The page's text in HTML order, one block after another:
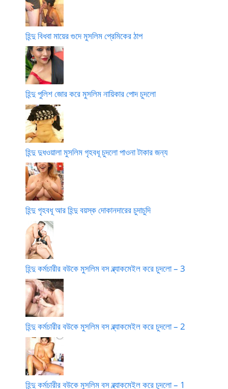
হিন্দু বিধবা মায়ের গুদে মুসলিম প্রেমিকের ঠাপ
হিন্দু পুলিশ জোর করে মুসলিম নায়িকার পোদ চুদলো
হিন্দু দুধওয়ালা মুসলিম গৃহবধূ চুদলো পাওনা টাকার জন্য
হিন্দু গৃহবধূ আর হিন্দু বয়স্ক দোকানদারের চুদাচুদি
হিন্দু কর্মচারীর বউকে মুসলিম বস ব্ল্যাকমেইল করে চুদলো – 3
হিন্দু কর্মচারীর বউকে মুসলিম বস ব্ল্যাকমেইল করে চুদলো – 2
হিন্দু কর্মচারীর বউকে মুসলিম বস ব্ল্যাকমেইল করে চুদলো – 1